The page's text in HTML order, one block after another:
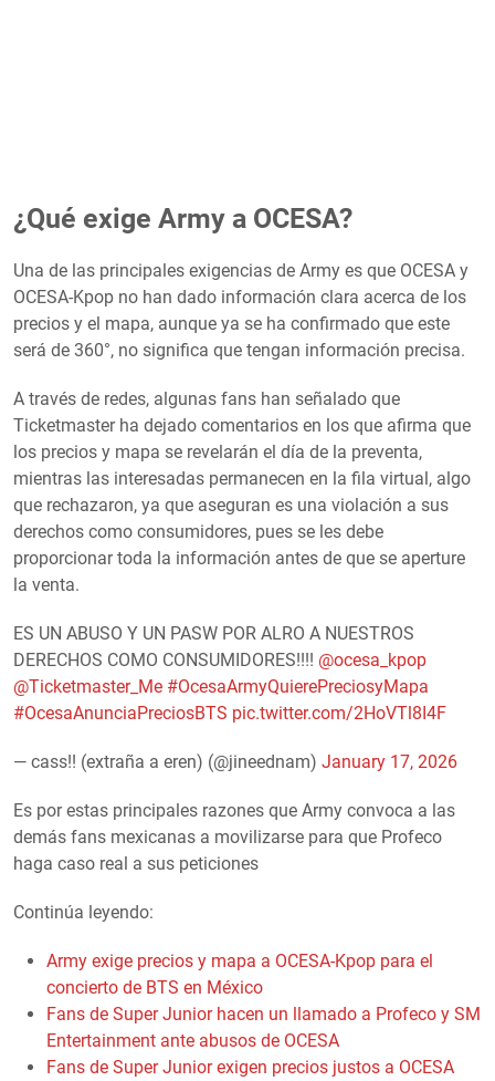
¿Qué exige Army a OCESA?
Una de las principales exigencias de Army es que OCESA y
OCESA-Kpop no han dado información clara acerca de los
precios y el mapa, aunque ya se ha confirmado que este
será de 360°, no significa que tengan información precisa.
A través de redes, algunas fans han señalado que
Ticketmaster ha dejado comentarios en los que afirma que
los precios y mapa se revelarán el día de la preventa,
mientras las interesadas permanecen en la fila virtual, algo
que rechazaron, ya que aseguran es una violación a sus
derechos como consumidores, pues se les debe
proporcionar toda la información antes de que se aperture
la venta.
ES UN ABUSO Y UN PASW POR ALRO A NUESTROS
DERECHOS COMO CONSUMIDORES!!!! @ocesa_kpop
@Ticketmaster_Me #OcesaArmyQuierePreciosyMapa
#OcesaAnunciaPreciosBTS pic.twitter.com/2HoVTl8I4F
— cass!! (extraña a eren) (@jineednam) January 17, 2026
Es por estas principales razones que Army convoca a las
demás fans mexicanas a movilizarse para que Profeco
haga caso real a sus peticiones
Continúa leyendo:
Army exige precios y mapa a OCESA-Kpop para el
concierto de BTS en México
Fans de Super Junior hacen un llamado a Profeco y SM
Entertainment ante abusos de OCESA
Fans de Super Junior exigen precios justos a OCESA